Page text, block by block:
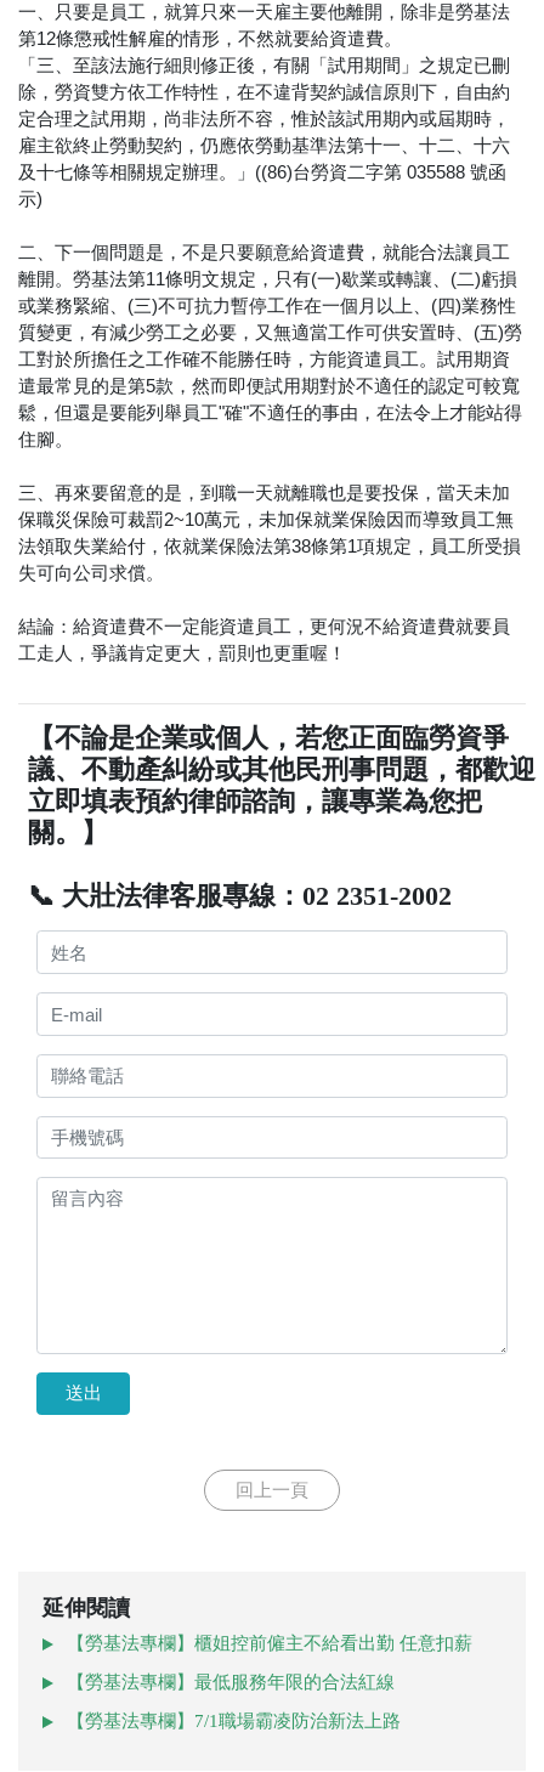
一、只要是員工，就算只來一天雇主要他離開，除非是勞基法
第12條懲戒性解雇的情形，不然就要給資遣費。
「三、至該法施行細則修正後，有關「試用期間」之規定已刪
除，勞資雙方依工作特性，在不違背契約誠信原則下，自由約
定合理之試用期，尚非法所不容，惟於該試用期內或屆期時，
雇主欲終止勞動契約，仍應依勞動基準法第十一、十二、十六
及十七條等相關規定辦理。」((86)台勞資二字第 035588 號函
示)
二、下一個問題是，不是只要願意給資遣費，就能合法讓員工
離開。勞基法第11條明文規定，只有(一)歇業或轉讓、(二)虧損
或業務緊縮、(三)不可抗力暫停工作在一個月以上、(四)業務性
質變更，有減少勞工之必要，又無適當工作可供安置時、(五)勞
工對於所擔任之工作確不能勝任時，方能資遣員工。試用期資
遣最常見的是第5款，然而即便試用期對於不適任的認定可較寬
鬆，但還是要能列舉員工"確"不適任的事由，在法令上才能站得
住腳。
三、再來要留意的是，到職一天就離職也是要投保，當天未加
保職災保險可裁罰2~10萬元，未加保就業保險因而導致員工無
法領取失業給付，依就業保險法第38條第1項規定，員工所受損
失可向公司求償。
結論：給資遣費不一定能資遣員工，更何況不給資遣費就要員
工走人，爭議肯定更大，罰則也更重喔！
【不論是企業或個人，若您正面臨勞資爭
議、不動產糾紛或其他民刑事問題，都歡迎
立即填表預約律師諮詢，讓專業為您把
關。】
📞 大壯法律客服專線：02 2351-2002
送出
回上一頁
延伸閱讀
【勞基法專欄】櫃姐控前僱主不給看出勤 任意扣薪
【勞基法專欄】最低服務年限的合法紅線
【勞基法專欄】7/1職場霸凌防治新法上路